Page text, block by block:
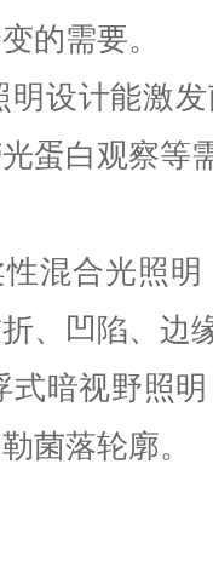
的需要。
设计能激
蛋白观察等
混合光照明
、凹陷、边
暗视野照
菌落轮廓。